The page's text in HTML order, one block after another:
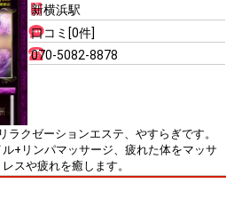
新横浜駅
口コミ[0件]
070-5082-8878
ラクゼーションエステ、やすらぎです。
+リンパマッサージ、疲れた体をマッサ
スや疲れを癒します。